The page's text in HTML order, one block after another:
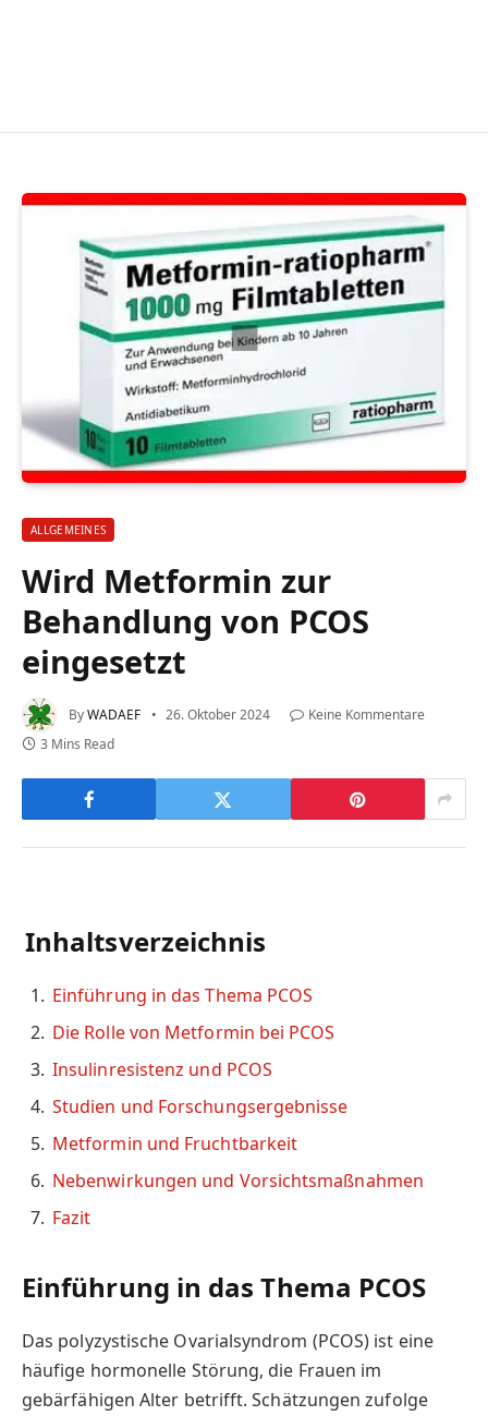
ALLGEMEINES
Wird Metformin zur
Behandlung von PCOS
eingesetzt
ByWADAEF 26. Oktober 2024
Keine Kommentare
3 Mins Read
Inhaltsverzeichnis
Einführung in das Thema PCOS
Die Rolle von Metformin bei PCOS
Insulinresistenz und PCOS
Studien und Forschungsergebnisse
Metformin und Fruchtbarkeit
Nebenwirkungen und Vorsichtsmaßnahmen
Fazit
Einführung in das Thema PCOS
Das polyzystische Ovarialsyndrom (PCOS) ist eine
häufige hormonelle Störung, die Frauen im
gebärfähigen Alter betrifft. Schätzungen zufolge